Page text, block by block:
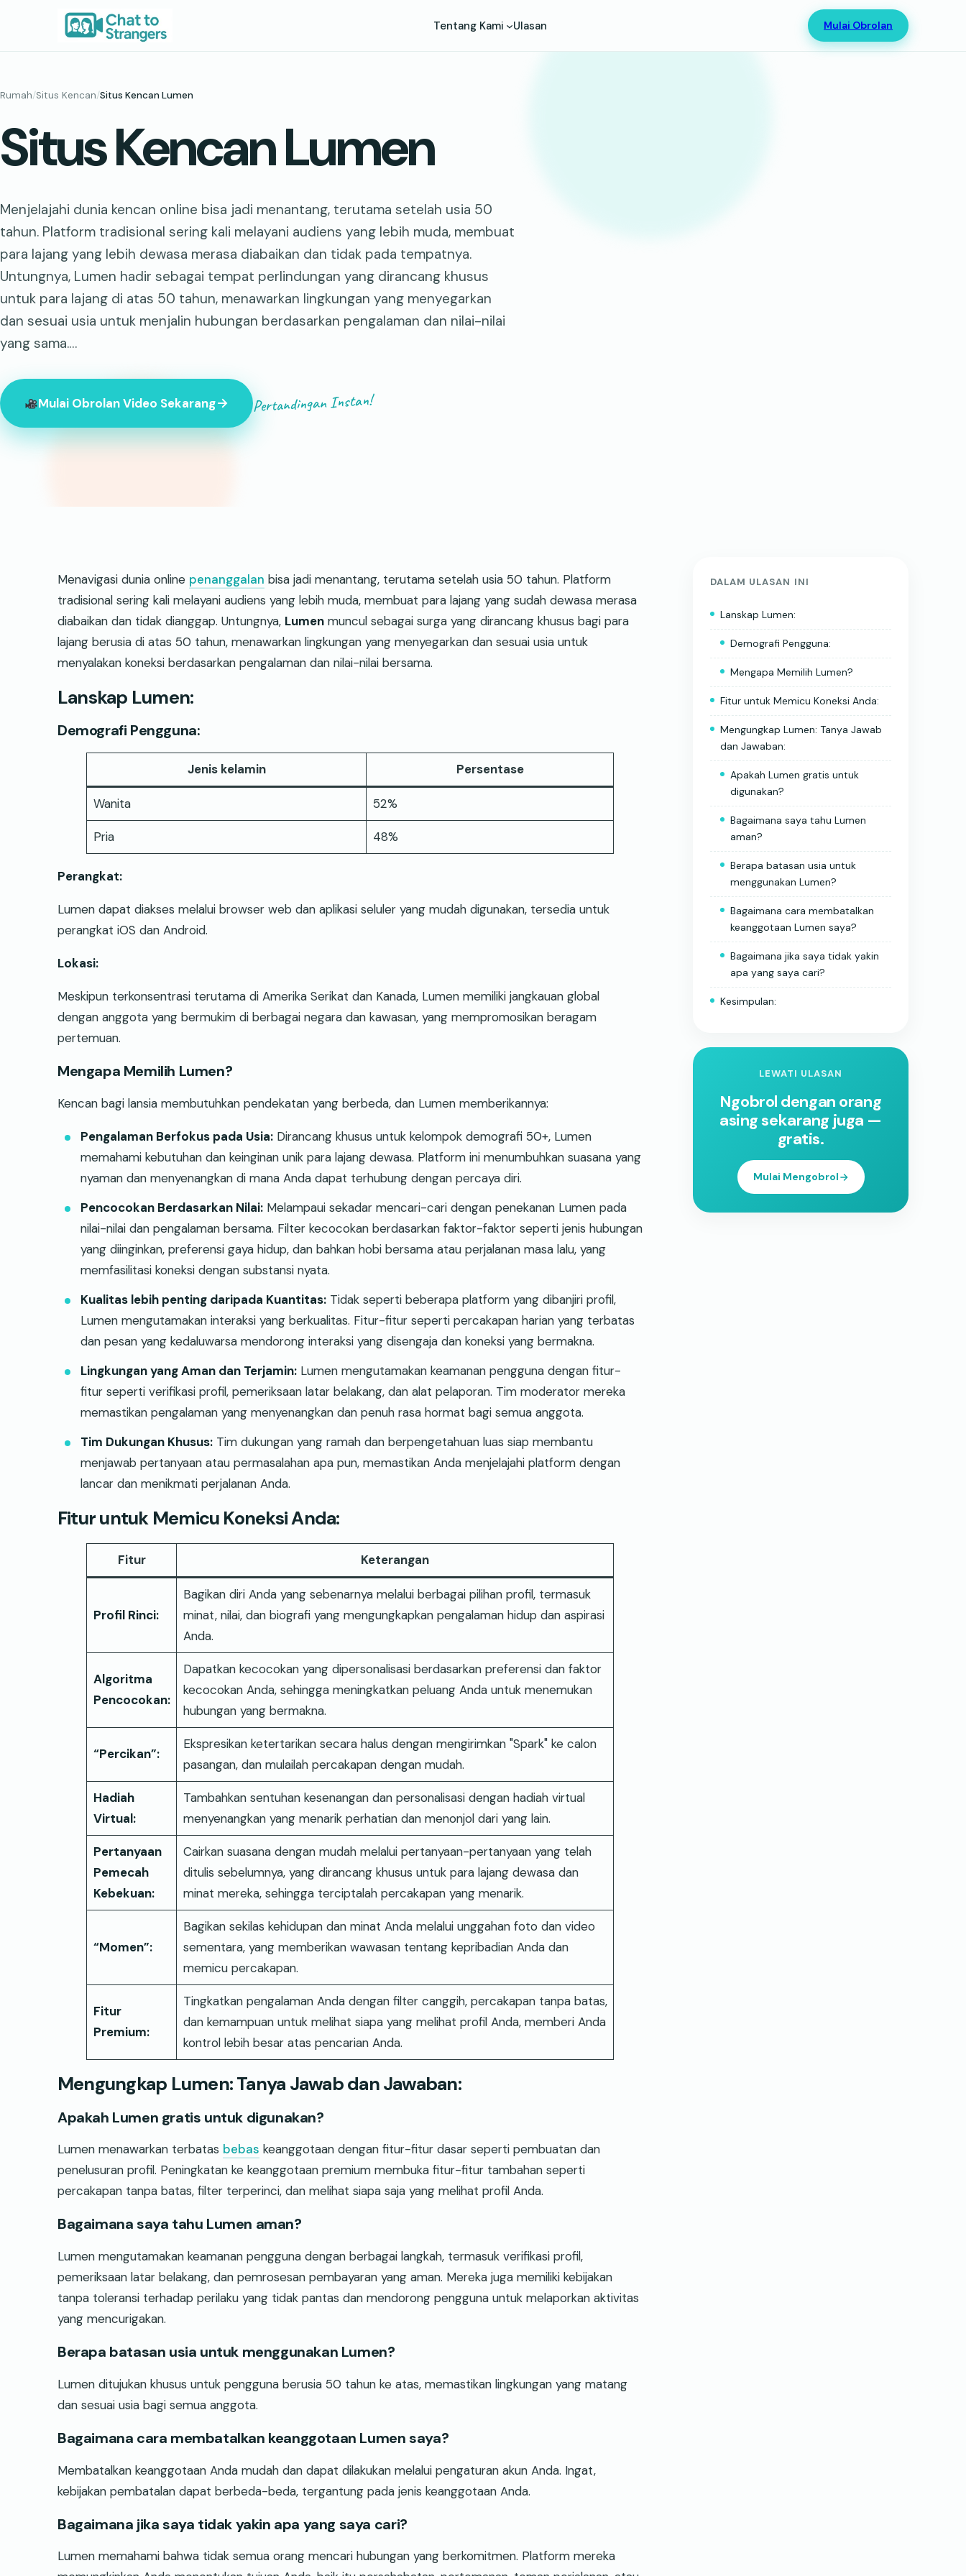
Tentang Kami Ulasan Mulai Obrolan
Rumah/Situs Kencan/Situs Kencan Lumen
Situs Kencan Lumen
Menjelajahi dunia kencan online bisa jadi menantang, terutama setelah usia 50
tahun. Platform tradisional sering kali melayani audiens yang lebih muda, membuat
para lajang yang lebih dewasa merasa diabaikan dan tidak pada tempatnya.
Untungnya, Lumen hadir sebagai tempat perlindungan yang dirancang khusus
untuk para lajang di atas 50 tahun, menawarkan lingkungan yang menyegarkan
dan sesuai usia untuk menjalin hubungan berdasarkan pengalaman dan nilai-nilai
yang sama.…
Mulai Obrolan Video Sekarang Pertandingan Instan!
847 orang asing sedang online saat ini
Menavigasi dunia online penanggalan bisa jadi menantang, terutama setelah usia 50 tahun. Platform
tradisional sering kali melayani audiens yang lebih muda, membuat para lajang yang sudah dewasa merasa
diabaikan dan tidak dianggap. Untungnya, Lumen muncul sebagai surga yang dirancang khusus bagi para
lajang berusia di atas 50 tahun, menawarkan lingkungan yang menyegarkan dan sesuai usia untuk
menyalakan koneksi berdasarkan pengalaman dan nilai-nilai bersama.
Lanskap Lumen:
Demografi Pengguna:
Jenis kelamin Persentase
Wanita 52%
Pria 48%
Perangkat:
Lumen dapat diakses melalui browser web dan aplikasi seluler yang mudah digunakan, tersedia untuk
perangkat iOS dan Android.
Lokasi:
Meskipun terkonsentrasi terutama di Amerika Serikat dan Kanada, Lumen memiliki jangkauan global
dengan anggota yang bermukim di berbagai negara dan kawasan, yang mempromosikan beragam
pertemuan.
Mengapa Memilih Lumen?
Kencan bagi lansia membutuhkan pendekatan yang berbeda, dan Lumen memberikannya:
Pengalaman Berfokus pada Usia: Dirancang khusus untuk kelompok demografi 50+, Lumen
memahami kebutuhan dan keinginan unik para lajang dewasa. Platform ini menumbuhkan suasana yang
nyaman dan menyenangkan di mana Anda dapat terhubung dengan percaya diri.
Pencocokan Berdasarkan Nilai: Melampaui sekadar mencari-cari dengan penekanan Lumen pada
nilai-nilai dan pengalaman bersama. Filter kecocokan berdasarkan faktor-faktor seperti jenis hubungan
yang diinginkan, preferensi gaya hidup, dan bahkan hobi bersama atau perjalanan masa lalu, yang
memfasilitasi koneksi dengan substansi nyata.
Kualitas lebih penting daripada Kuantitas: Tidak seperti beberapa platform yang dibanjiri profil,
Lumen mengutamakan interaksi yang berkualitas. Fitur-fitur seperti percakapan harian yang terbatas
dan pesan yang kedaluwarsa mendorong interaksi yang disengaja dan koneksi yang bermakna.
Lingkungan yang Aman dan Terjamin: Lumen mengutamakan keamanan pengguna dengan fitur-
fitur seperti verifikasi profil, pemeriksaan latar belakang, dan alat pelaporan. Tim moderator mereka
memastikan pengalaman yang menyenangkan dan penuh rasa hormat bagi semua anggota.
Tim Dukungan Khusus: Tim dukungan yang ramah dan berpengetahuan luas siap membantu
menjawab pertanyaan atau permasalahan apa pun, memastikan Anda menjelajahi platform dengan
lancar dan menikmati perjalanan Anda.
Fitur untuk Memicu Koneksi Anda:
Fitur Keterangan
Profil Rinci:
Bagikan diri Anda yang sebenarnya melalui berbagai pilihan profil, termasuk
minat, nilai, dan biografi yang mengungkapkan pengalaman hidup dan aspirasi
Anda.
Algoritma
Pencocokan:
Dapatkan kecocokan yang dipersonalisasi berdasarkan preferensi dan faktor
kecocokan Anda, sehingga meningkatkan peluang Anda untuk menemukan
hubungan yang bermakna.
“Percikan”:
Ekspresikan ketertarikan secara halus dengan mengirimkan "Spark" ke calon
pasangan, dan mulailah percakapan dengan mudah.
Hadiah
Virtual:
Tambahkan sentuhan kesenangan dan personalisasi dengan hadiah virtual
menyenangkan yang menarik perhatian dan menonjol dari yang lain.
Pertanyaan
Pemecah
Kebekuan:
Cairkan suasana dengan mudah melalui pertanyaan-pertanyaan yang telah
ditulis sebelumnya, yang dirancang khusus untuk para lajang dewasa dan
minat mereka, sehingga terciptalah percakapan yang menarik.
“Momen”:
Bagikan sekilas kehidupan dan minat Anda melalui unggahan foto dan video
sementara, yang memberikan wawasan tentang kepribadian Anda dan
memicu percakapan.
Fitur
Premium:
Tingkatkan pengalaman Anda dengan filter canggih, percakapan tanpa batas,
dan kemampuan untuk melihat siapa yang melihat profil Anda, memberi Anda
kontrol lebih besar atas pencarian Anda.
Mengungkap Lumen: Tanya Jawab dan Jawaban:
Apakah Lumen gratis untuk digunakan?
Lumen menawarkan terbatas bebas keanggotaan dengan fitur-fitur dasar seperti pembuatan dan
penelusuran profil. Peningkatan ke keanggotaan premium membuka fitur-fitur tambahan seperti
percakapan tanpa batas, filter terperinci, dan melihat siapa saja yang melihat profil Anda.
Bagaimana saya tahu Lumen aman?
Lumen mengutamakan keamanan pengguna dengan berbagai langkah, termasuk verifikasi profil,
pemeriksaan latar belakang, dan pemrosesan pembayaran yang aman. Mereka juga memiliki kebijakan
tanpa toleransi terhadap perilaku yang tidak pantas dan mendorong pengguna untuk melaporkan aktivitas
yang mencurigakan.
Berapa batasan usia untuk menggunakan Lumen?
Lumen ditujukan khusus untuk pengguna berusia 50 tahun ke atas, memastikan lingkungan yang matang
dan sesuai usia bagi semua anggota.
Bagaimana cara membatalkan keanggotaan Lumen saya?
Membatalkan keanggotaan Anda mudah dan dapat dilakukan melalui pengaturan akun Anda. Ingat,
kebijakan pembatalan dapat berbeda-beda, tergantung pada jenis keanggotaan Anda.
Bagaimana jika saya tidak yakin apa yang saya cari?
Lumen memahami bahwa tidak semua orang mencari hubungan yang berkomitmen. Platform mereka
DALAM ULASAN INI
Lanskap Lumen:
Demografi Pengguna:
Mengapa Memilih Lumen?
Fitur untuk Memicu Koneksi Anda:
Mengungkap Lumen: Tanya Jawab
dan Jawaban:
Apakah Lumen gratis untuk
digunakan?
Bagaimana saya tahu Lumen
aman?
Berapa batasan usia untuk
menggunakan Lumen?
Bagaimana cara membatalkan
keanggotaan Lumen saya?
Bagaimana jika saya tidak yakin
apa yang saya cari?
Kesimpulan:
LEWATI ULASAN
Ngobrol dengan orang
asing sekarang juga —
gratis.
Mulai Mengobrol